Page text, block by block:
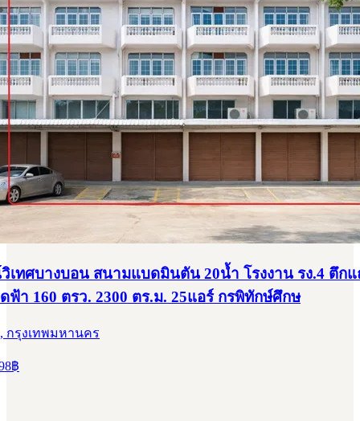
เทศบางบอน สนามแบดมินตัน 20น้ำ โรงงาน รง.4 ตึก
ฟ้า 160 ตรว. 2300 ตร.ม. 25แอร์ กรพิทักษ์ศึกษ
กรุงเทพมหานคร
฿